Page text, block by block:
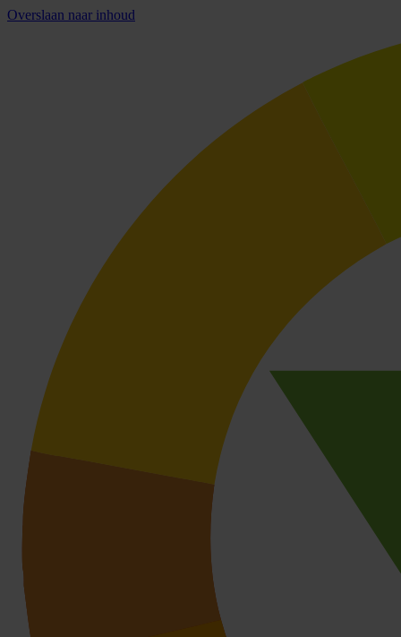
Overslaan naar inhoud